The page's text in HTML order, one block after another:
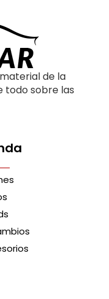
de la
todo sobre las